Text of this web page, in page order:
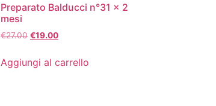
Preparato Balducci n°31 x 2
mesi
€27.00 €19.00
Aggiungi al carrello